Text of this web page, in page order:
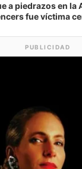
a piedrazos en la
fue víctima
PUBLICIDAD